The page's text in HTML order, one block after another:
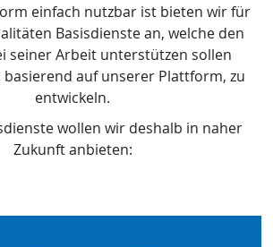
einfach nutzbar ist bieten wir für
Basisdienste an, welche den
seiner Arbeit unterstützen sollen
basierend auf unserer Plattform, zu
entwickeln.
wollen wir deshalb in naher
Zukunft anbieten: